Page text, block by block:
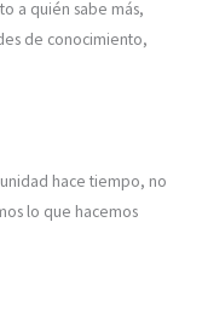
a quién sabe más,
de conocimiento,
hace tiempo, no
lo que hacemos